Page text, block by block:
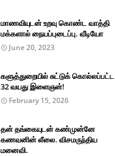
மாணவியுடன் உறவு கொண்ட வாத்தி
மக்களால் நையப்புடைப்பு. வீடியோ
June 20, 2023
களுத்துறையில் சுட்டுக் கொல்லப்பட்ட
32 வயது இளைஞன்!
February 15, 2026
தன் தங்கையுடன் கண்முன்னே
கணவனின் லீலை. விசமருந்திய
மனைவி.